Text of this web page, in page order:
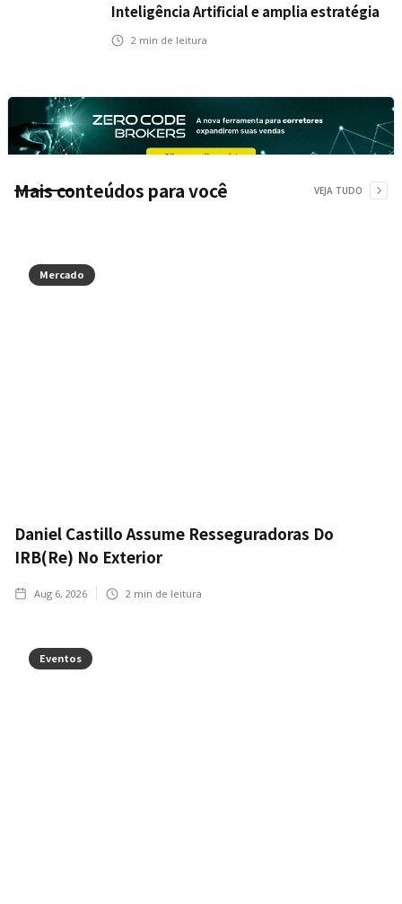
Inteligência Artificial e amplia estratégia
para toda a organização
2 min de leitura
Mais conteúdos para você VEJA TUDO
Mercado
Daniel Castillo Assume Resseguradoras Do
IRB(Re) No Exterior
Aug 6, 2026 2 min de leitura
Eventos